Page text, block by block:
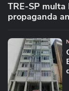
TRE-SP
propaganda